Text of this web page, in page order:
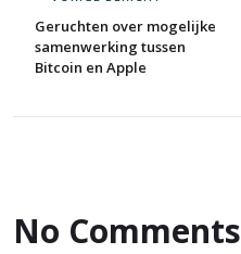
Geruchten over mogelijke
samenwerking tussen
Bitcoin en Apple
No Comments